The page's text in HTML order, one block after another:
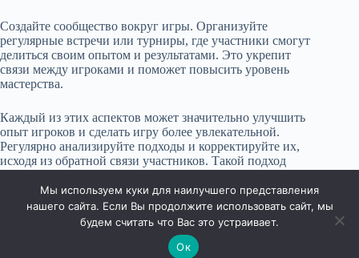
Создайте сообщество вокруг игры. Организуйте
регулярные встречи или турниры, где участники смогут
делиться своим опытом и результатами. Это укрепит
связи между игроками и поможет повысить уровень
мастерства.
Каждый из этих аспектов может значительно улучшить
опыт игроков и сделать игру более увлекательной.
Регулярно анализируйте подходы и корректируйте их,
исходя из обратной связи участников. Такой подход
перспективе.Мы используем куки для наилучшего представления
нашего сайта. Если Вы продолжите использовать сайт, мы
будем считать что Вас это устраивает.
Ок